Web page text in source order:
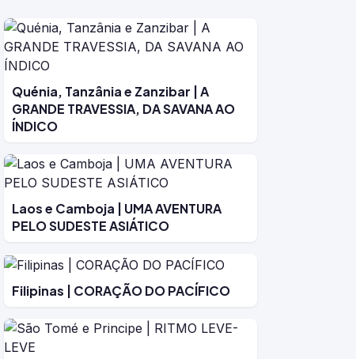
Quénia, Tanzânia e Zanzibar | A
GRANDE TRAVESSIA, DA SAVANA AO
ÍNDICO
Laos e Camboja | UMA AVENTURA
PELO SUDESTE ASIÁTICO
Filipinas | CORAÇÃO DO PACÍFICO